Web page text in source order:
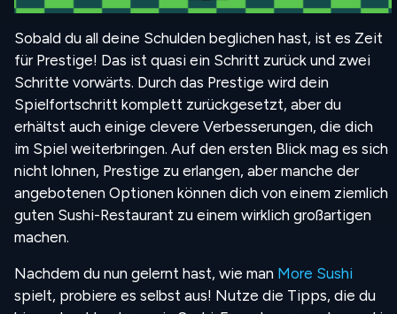
Sobald du all deine Schulden beglichen hast, ist es Zeit
für Prestige! Das ist quasi ein Schritt zurück und zwei
Schritte vorwärts. Durch das Prestige wird dein
Spielfortschritt komplett zurückgesetzt, aber du
erhältst auch einige clevere Verbesserungen, die dich
im Spiel weiterbringen. Auf den ersten Blick mag es sich
nicht lohnen, Prestige zu erlangen, aber manche der
angebotenen Optionen können dich von einem ziemlich
guten Sushi-Restaurant zu einem wirklich großartigen
machen.
Nachdem du nun gelernt hast, wie man More Sushi
spielt, probiere es selbst aus! Nutze die Tipps, die du